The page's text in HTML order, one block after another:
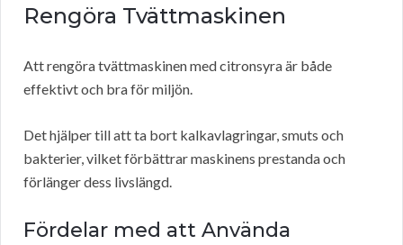
Rengöra Tvättmaskinen
Att rengöra tvättmaskinen med citronsyra är både
effektivt och bra för miljön.
Det hjälper till att ta bort kalkavlagringar, smuts och
bakterier, vilket förbättrar maskinens prestanda och
förlänger dess livslängd.
Fördelar med att Använda